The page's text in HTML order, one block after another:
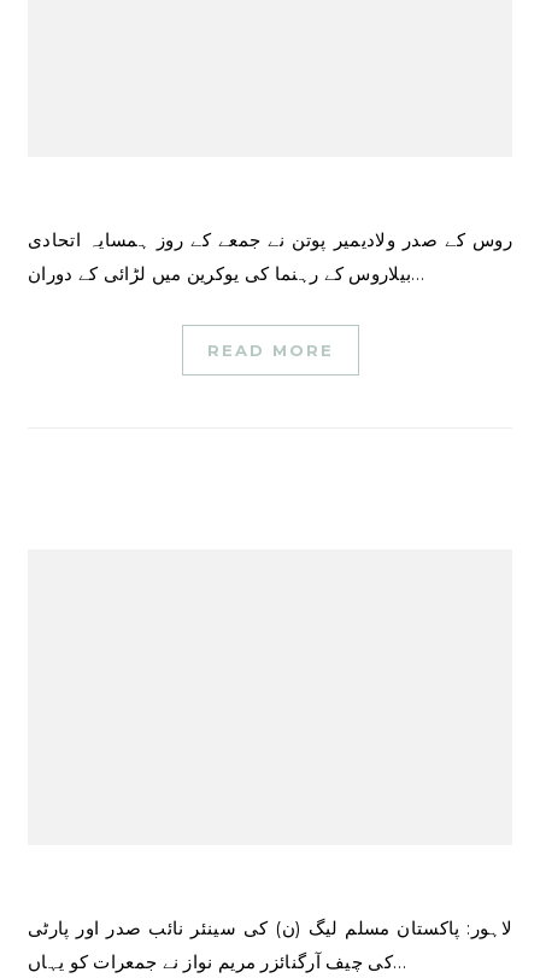
روس کے صدر ولادیمیر پوتن نے جمعے کے روز ہمسایہ اتحادی
بیلاروس کے رہنما کی یوکرین میں لڑائی کے دوران…
READ MORE
لاہور: پاکستان مسلم لیگ (ن) کی سینئر نائب صدر اور پارٹی
کی چیف آرگنائزر مریم نواز نے جمعرات کو یہاں…